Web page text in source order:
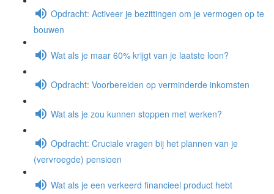
Opdracht: Activeer je bezittingen om je vermogen op te
bouwen
Wat als je maar 60% krijgt van je laatste loon?
Opdracht: Voorbereiden op verminderde inkomsten
Wat als je zou kunnen stoppen met werken?
Opdracht: Cruciale vragen bij het plannen van je
(vervroegde) pensioen
Wat als je een verkeerd financieel product hebt